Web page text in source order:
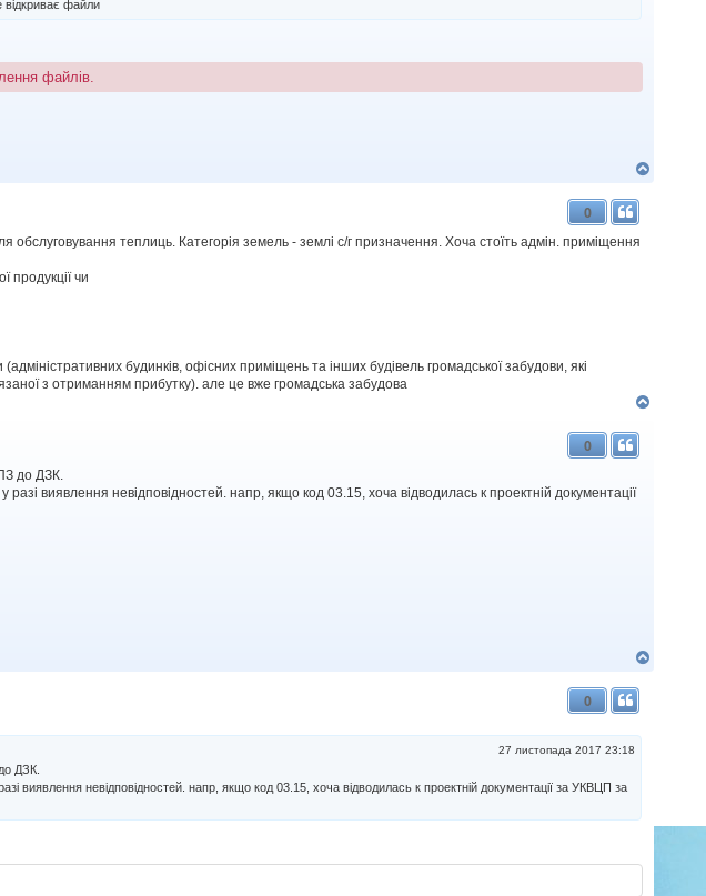
файли
файлів.
0
обслуговування теплиць. Категорія земель - землі с/г призначення. Хоча стоїть адмін. приміщення
продукції чи
будинків, офісних приміщень та інших будівель громадської забудови, які
з отриманням прибутку). але це вже громадська забудова
0
до ДЗК.
виявлення невідповідностей. напр, якщо код 03.15, хоча відводилась к проектній документації
0
27 листопада 2017 23:18
ДЗК.
виявлення невідповідностей. напр, якщо код 03.15, хоча відводилась к проектній документації за УКВЦП за